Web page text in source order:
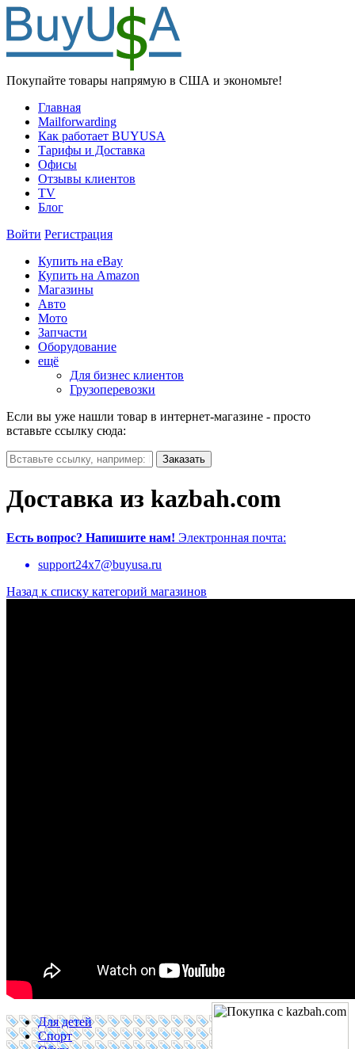
Покупайте товары напрямую в США и экономьте!
Главная
Mailforwarding
Как работает BUYUSA
Тарифы и Доставка
Офисы
Отзывы клиентов
TV
Блог
Войти Регистрация
Купить на eBay
Купить на Amazon
Магазины
Авто
Мото
Запчасти
Оборудование
ещё
Для бизнес клиентов
Грузоперевозки
Если вы уже нашли товар в интернет-магазине - просто
вставьте ссылку сюда:
Доставка из kazbah.com
Есть вопрос? Напишите нам! Электронная почта:
support24x7@buyusa.ru
Назад к списку категорий магазинов
Для детей
Спорт